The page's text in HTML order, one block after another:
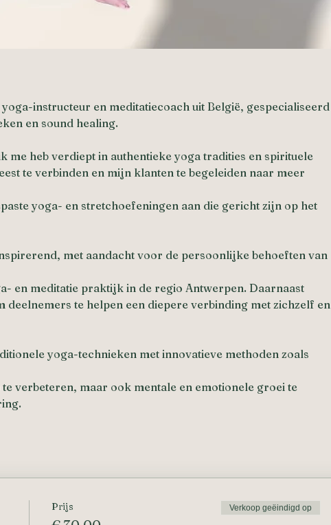
instructeur en meditatiecoach uit België, gespecialiseerd
en sound healing.
heb verdiept in authentieke yoga tradities en spirituele
te verbinden en mijn klanten te begeleiden naar meer
yoga- en stretchoefeningen aan die gericht zijn op het
met aandacht voor de persoonlijke behoeften van
en meditatie praktijk in de regio Antwerpen. Daarnaast
te helpen een diepere verbinding met zichzelf en
yoga-technieken met innovatieve methoden zoals
verbeteren, maar ook mentale en emotionele groei te
Prijs Verkoop geëindigd op